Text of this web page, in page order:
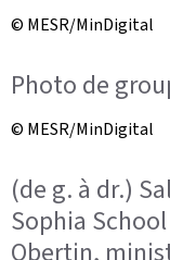
© MESR/MinDigital
Photo de
© MESR/MinDigital
(de g. à dr.)
Sophia
Obertin,